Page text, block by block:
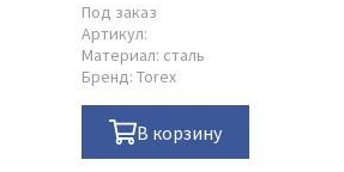
Под заказ
Артикул:
Материал: сталь
Бренд: Torex
В корзину